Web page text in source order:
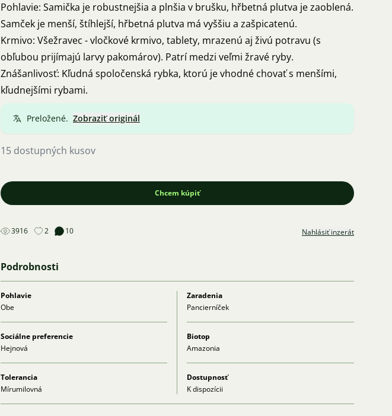
Pohlavie: Samička je robustnejšia a plnšia v brušku, hřbetná plutva je zaoblená.
Samček je menší, štíhlejší, hřbetná plutva má vyššiu a zašpicatenú.
Krmivo: Všežravec - vločkové krmivo, tablety, mrazenú aj živú potravu (s
obľubou prijímajú larvy pakomárov). Patrí medzi veľmi žravé ryby.
Znášanlivosť: Kľudná spoločenská rybka, ktorú je vhodné chovať s menšími,
kľudnejšími rybami.
Preložené. Zobraziť originál
15 dostupných kusov
Chcem kúpiť
3916 2 10 Nahlásiť inzerát
Podrobnosti
Pohlavie
Obe
Zaradenia
Pancierníček
Sociálne preferencie
Hejnová
Biotop
Amazonia
Tolerancia
Mírumilovná
Dostupnosť
K dispozícii